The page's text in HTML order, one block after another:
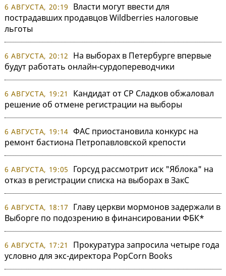
6 АВГУСТА, 20:19
Власти могут ввести для
пострадавших продавцов Wildberries налоговые
льготы
6 АВГУСТА, 20:12
На выборах в Петербурге впервые
будут работать онлайн-сурдопереводчики
6 АВГУСТА, 19:21
Кандидат от СР Сладков обжаловал
решение об отмене регистрации на выборы
6 АВГУСТА, 19:14 ФАС приостановила конкурс на
ремонт бастиона Петропавловской крепости
6 АВГУСТА, 19:05
Горсуд рассмотрит иск "Яблока" на
отказ в регистрации списка на выборах в ЗакС
6 АВГУСТА, 18:17
Главу церкви мормонов задержали в
Выборге по подозрению в финансировании ФБК*
6 АВГУСТА, 17:21
Прокуратура запросила четыре года
условно для экс-директора PopCorn Books